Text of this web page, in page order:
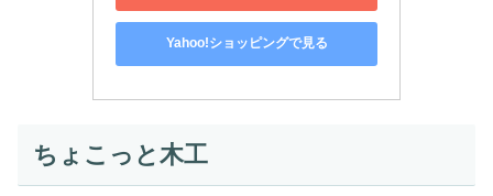
Yahoo!ショッピングで見る
ちょこっと木工